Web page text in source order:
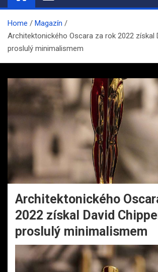
Home
Magazín
Architektonického Oscara za rok 2022 získal
proslulý minimalismem
Architektonického
2022 získal David
proslulý minimalismem